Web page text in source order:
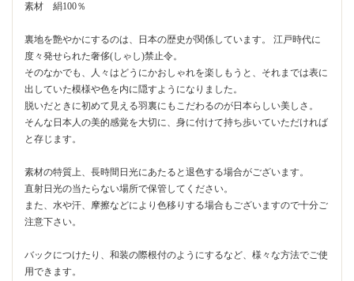
素材 絹100％
裏地を艶やかにするのは、日本の歴史が関係しています。 江戸時代に
度々発せられた奢侈(しゃし)禁止令。
そのなかでも、人々はどうにかおしゃれを楽しもうと、それまでは表に
出していた模様や色を内に隠すようになりました。
脱いだときに初めて見える羽裏にもこだわるのが日本らしい美しさ。
そんな日本人の美的感覚を大切に、身に付けて持ち歩いていただければ
と存じます。
素材の特質上、長時間日光にあたると退色する場合がございます。
直射日光の当たらない場所で保管してください。
また、水や汗、摩擦などにより色移りする場合もございますので十分ご
注意下さい。
バックにつけたり、和装の際根付のようにするなど、様々な方法でご使
用できます。